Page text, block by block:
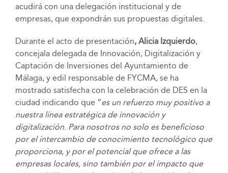
acudirá con una delegación institucional y de
empresas, que expondrán sus propuestas digitales.
Durante el acto de presentación, Alicia Izquierdo,
concejala delegada de Innovación, Digitalización y
Captación de Inversiones del Ayuntamiento de
Málaga, y edil responsable de FYCMA, se ha
mostrado satisfecha con la celebración de DES en la
ciudad indicando que “es un refuerzo muy positivo a
nuestra línea estratégica de innovación y
digitalización. Para nosotros no solo es beneficioso
por el intercambio de conocimiento tecnológico que
proporciona, y por el potencial que ofrece a las
empresas locales, sino también por el impacto que